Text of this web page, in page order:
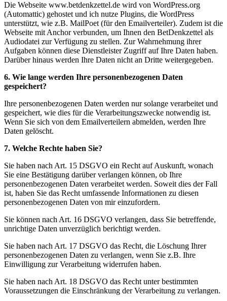
Die Webseite www.betdenkzettel.de wird von WordPress.org
(Automattic) gehostet und ich nutze Plugins, die WordPress
unterstützt, wie z.B. MailPoet (für den Emailverteiler). Zudem ist die
Webseite mit Anchor verbunden, um Ihnen den BetDenkzettel als
Audiodatei zur Verfügung zu stellen. Zur Wahrnehmung ihrer
Aufgaben können diese Dienstleister Zugriff auf Ihre Daten haben.
Darüber hinaus werden Ihre Daten nicht an Dritte weitergegeben.
6. Wie lange werden Ihre personenbezogenen Daten
gespeichert?
Ihre personenbezogenen Daten werden nur solange verarbeitet und
gespeichert, wie dies für die Verarbeitungszwecke notwendig ist.
Wenn Sie sich von dem Emailverteilern abmelden, werden Ihre
Daten gelöscht.
7. Welche Rechte haben Sie?
Sie haben nach Art. 15 DSGVO ein Recht auf Auskunft, wonach
Sie eine Bestätigung darüber verlangen können, ob Ihre
personenbezogenen Daten verarbeitet werden. Soweit dies der Fall
ist, haben Sie das Recht umfassende Informationen zu diesen
personenbezogenen Daten von mir einzufordern.
Sie können nach Art. 16 DSGVO verlangen, dass Sie betreffende,
unrichtige Daten unverzüglich berichtigt werden.
Sie haben nach Art. 17 DSGVO das Recht, die Löschung Ihrer
personenbezogenen Daten zu verlangen, wenn Sie z.B. Ihre
Einwilligung zur Verarbeitung widerrufen haben.
Sie haben nach Art. 18 DSGVO das Recht unter bestimmten
Voraussetzungen die Einschränkung der Verarbeitung zu verlangen.